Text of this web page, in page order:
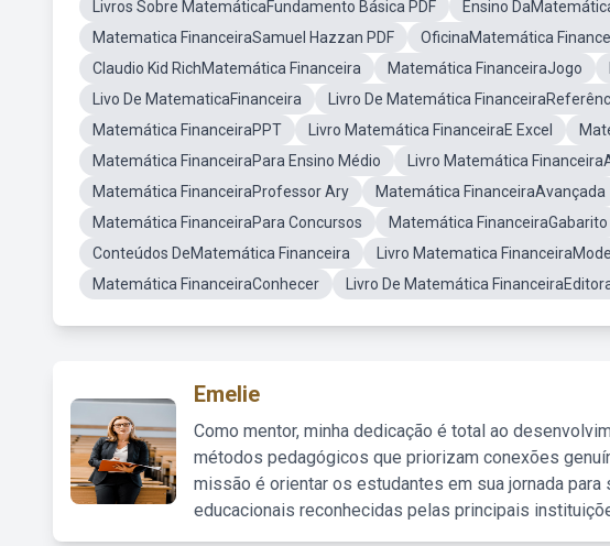
Livros Sobre MatemáticaFundamento Básica PDF
Ensino
Matematica FinanceiraSamuel Hazzan PDF
OficinaMatemática
Claudio Kid RichMatemática Financeira
Matemática FinanceiraJogo
Livo De MatematicaFinanceira
Livro De Matemática
Matemática FinanceiraPPT
Livro Matemática FinanceiraE Excel
Matemática FinanceiraPara Ensino Médio
Livro Matemática
Matemática FinanceiraProfessor Ary
Matemática FinanceiraAvançada
Matemática FinanceiraPara Concursos
Matemática FinanceiraGabarito
Conteúdos DeMatemática Financeira
Livro Matematica
Matemática FinanceiraConhecer
Livro De Matemática
Emelie
Como mentor, minha dedicação é total ao
métodos pedagógicos que priorizam conexões
missão é orientar os estudantes em sua jornada
educacionais reconhecidas pelas principais